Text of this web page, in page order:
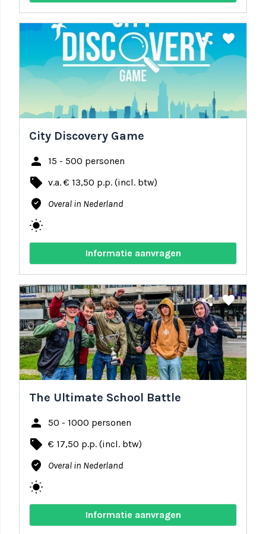
share favorite
City Discovery Game
person 15 - 500 personen
local_offer v.a. € 13,50 p.p. (incl. btw)
where_to_vote Overal in Nederland
wb_sunny
Informatie aanvragen
share favorite
The Ultimate School Battle
person 50 - 1000 personen
local_offer € 17,50 p.p. (incl. btw)
where_to_vote Overal in Nederland
wb_sunny
Informatie aanvragen